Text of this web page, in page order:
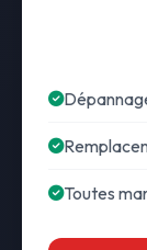
Toutes